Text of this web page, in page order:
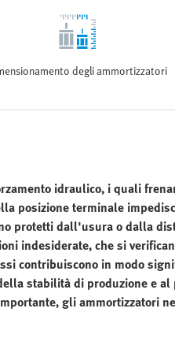
degli ammortizzatori
idraulico, i quali
posizione terminale
protetti dall'usura o dalla
indesiderate, che si
contribuiscono in modo
stabilità di produzione e
gli ammortizzatori